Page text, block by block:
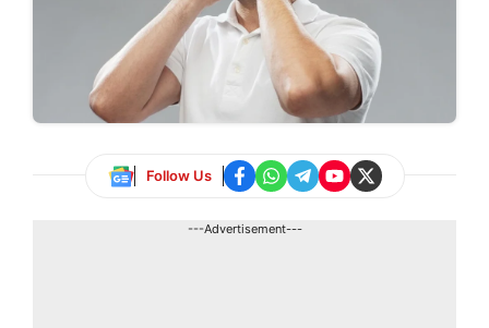
Follow Us
---Advertisement---